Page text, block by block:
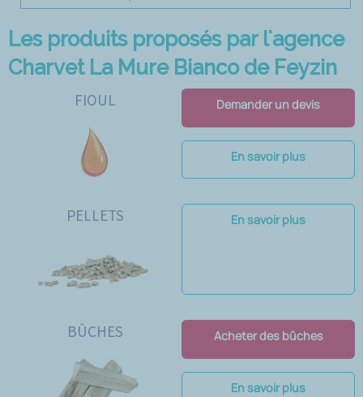
Les produits proposés par l'agence
Charvet La Mure Bianco de Feyzin
FIOUL Demander un devis
En savoir plus
PELLETS En savoir plus
BÛCHES Acheter des bûches
En savoir plus